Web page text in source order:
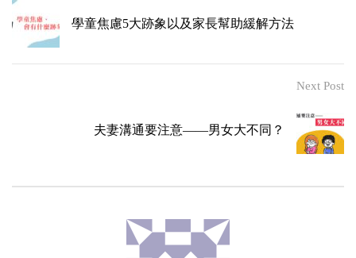
學童焦慮5大跡象以及家長幫助緩解方法
Next Post
夫妻溝通要注意——男女大不同？